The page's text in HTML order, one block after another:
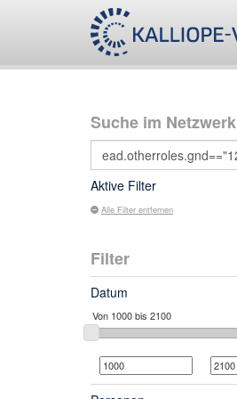
Suche im Netzwerk
Aktive Filter
Alle Filter entfernen
Filter
Datum